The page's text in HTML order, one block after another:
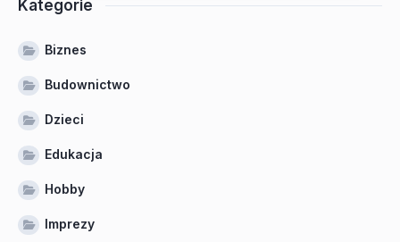
Kategorie
Biznes
Budownictwo
Dzieci
Edukacja
Hobby
Imprezy